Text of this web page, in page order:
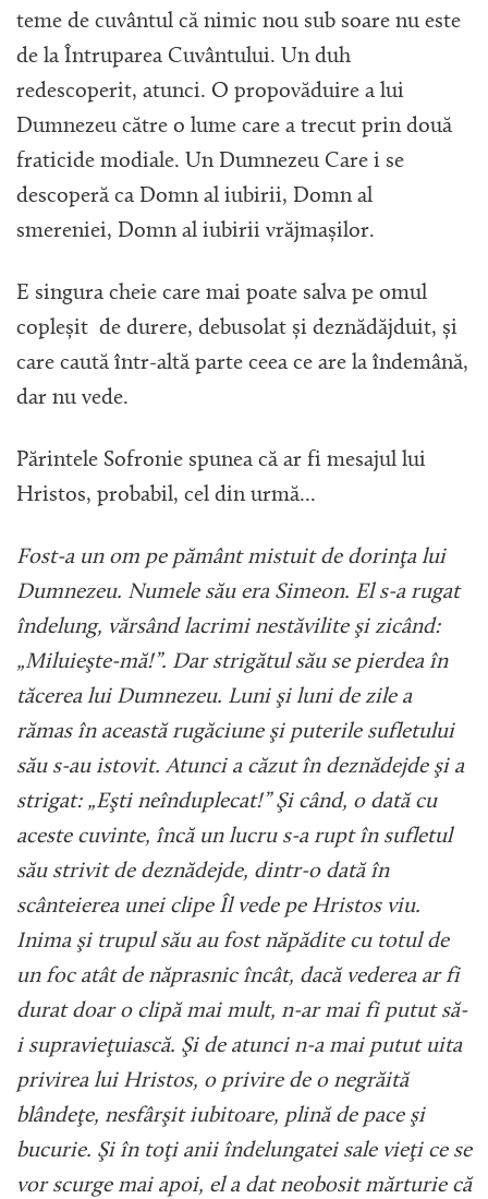
teme de cuvântul că nimic nou sub soare nu este
de la Întruparea Cuvântului. Un duh
redescoperit, atunci. O propovăduire a lui
Dumnezeu către o lume care a trecut prin două
fraticide modiale. Un Dumnezeu Care i se
descoperă ca Domn al iubirii, Domn al
smereniei, Domn al iubirii vrăjmașilor.
E singura cheie care mai poate salva pe omul
copleșit de durere, debusolat și deznădăjduit, și
care caută într-altă parte ceea ce are la îndemână,
dar nu vede.
Părintele Sofronie spunea că ar fi mesajul lui
Hristos, probabil, cel din urmă...
Fost-a un om pe pământ mistuit de dorinţa lui
Dumnezeu. Numele său era Simeon. El s-a rugat
îndelung, vărsând lacrimi nestăvilite şi zicând:
„Miluieşte-mă!”. Dar strigătul său se pierdea în
tăcerea lui Dumnezeu. Luni şi luni de zile a
rămas în această rugăciune şi puterile sufletului
său s-au istovit. Atunci a căzut în deznădejde şi a
strigat: „Eşti neînduplecat!” Şi când, o dată cu
aceste cuvinte, încă un lucru s-a rupt în sufletul
său strivit de deznădejde, dintr-o dată în
scânteierea unei clipe Îl vede pe Hristos viu.
Inima şi trupul său au fost năpădite cu totul de
un foc atât de năprasnic încât, dacă vederea ar fi
durat doar o clipă mai mult, n-ar mai fi putut să-
i supravieţuiască. Şi de atunci n-a mai putut uita
privirea lui Hristos, o privire de o negrăită
blândeţe, nesfârşit iubitoare, plină de pace şi
bucurie. Şi în toţi anii îndelungatei sale vieţi ce se
vor scurge mai apoi, el a dat neobosit mărturie că